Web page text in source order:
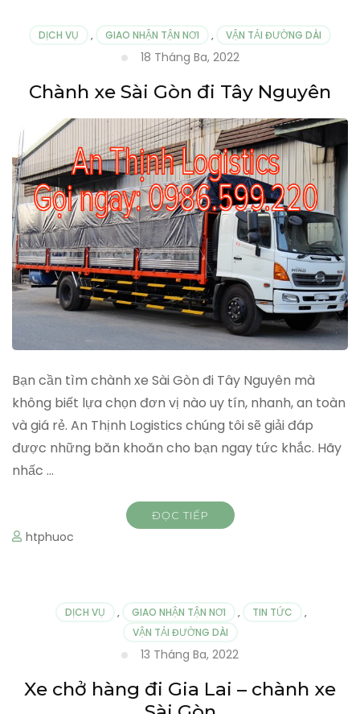
DỊCH VỤ , GIAO NHẬN TẬN NƠI , VẬN TẢI ĐƯỜNG DÀI
18 Tháng Ba, 2022
Chành xe Sài Gòn đi Tây Nguyên
Bạn cần tìm chành xe Sài Gòn đi Tây Nguyên mà
không biết lựa chọn đơn vị nào uy tín, nhanh, an toàn
và giá rẻ. An Thịnh Logistics chúng tôi sẽ giải đáp
được những băn khoăn cho bạn ngay tức khắc. Hãy
nhấc …
ĐỌC TIẾP
htphuoc
DỊCH VỤ , GIAO NHẬN TẬN NƠI , TIN TỨC
,
VẬN TẢI ĐƯỜNG DÀI
13 Tháng Ba, 2022
Xe chở hàng đi Gia Lai – chành xe